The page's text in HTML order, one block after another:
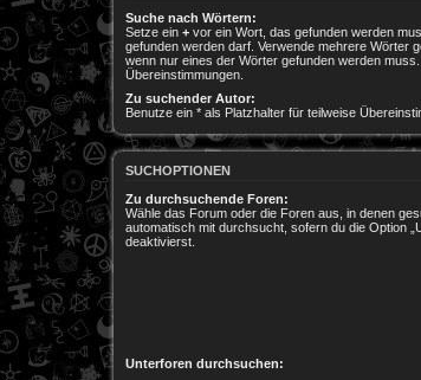
Suche nach Wörtern:
Setze ein + vor ein Wort, das gefunden werden
gefunden werden darf. Verwende mehrere Wörter
wenn nur eines der Wörter gefunden werden
Übereinstimmungen.
Zu suchender Autor:
Benutze ein * als Platzhalter für teilweise
SUCHOPTIONEN
Zu durchsuchende Foren:
Wähle das Forum oder die Foren aus, in denen
automatisch mit durchsucht, sofern du die Option
deaktivierst.
Unterforen durchsuchen: